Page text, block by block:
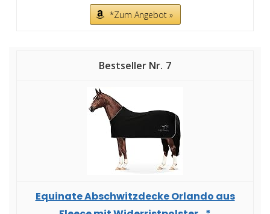
*Zum Angebot »
7
Equinate Abschwitzdecke Orlando aus